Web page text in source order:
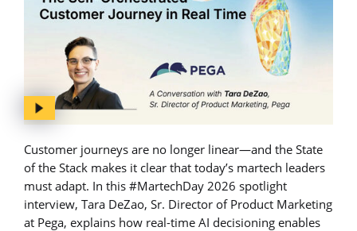
Customer journeys are no longer linear—and the State
of the Stack makes it clear that today’s martech leaders
must adapt. In this #MartechDay 2026 spotlight
interview, Tara DeZao, Sr. Director of Product Marketing
at Pega, explains how real-time AI decisioning enables